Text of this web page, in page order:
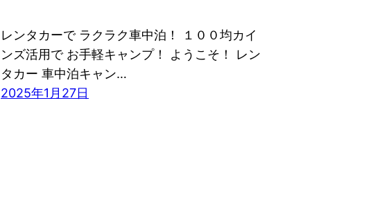
レンタカーで ラクラク車中泊！ １００均カイ
ンズ活用で お手軽キャンプ！ ようこそ！ レン
タカー 車中泊キャン…
2025年1月27日